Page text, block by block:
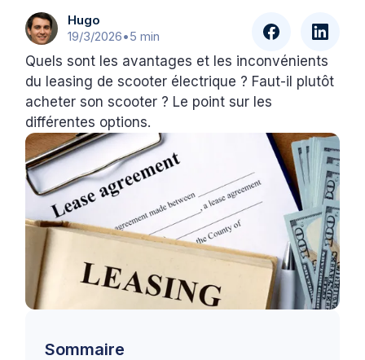
Hugo
19/3/2026•5 min
Quels sont les avantages et les inconvénients
du leasing de scooter électrique ? Faut-il plutôt
acheter son scooter ? Le point sur les
différentes options.
Sommaire